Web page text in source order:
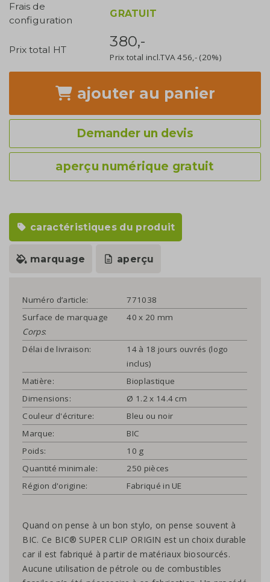
Frais de
configuration
GRATUIT
Prix total HT 380,-
Prix total incl.TVA456,- (20%)
ajouter au panier
Demander un devis
aperçu numérique gratuit
caractéristiques du produit
marquage aperçu
Numéro d’article:
771038
Surface de marquage
Corps:
40 x 20 mm
Délai de livraison:
14 à 18 jours ouvrés (logo
inclus)
Matière:
Bioplastique
Dimensions:
Ø 1.2 x 14.4 cm
Couleur d'écriture:
Bleu ou noir
Marque:
BIC
Poids:
10 g
Quantité minimale:
250 pièces
Région d'origine:
Fabriqué in UE
Quand on pense à un bon stylo, on pense souvent à
BIC. Ce BIC® SUPER CLIP ORIGIN est un choix durable
car il est fabriqué à partir de matériaux biosourcés.
Aucune utilisation de pétrole ou de combustibles